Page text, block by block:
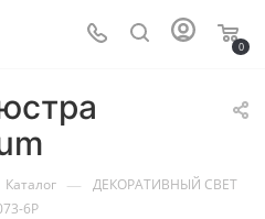
0
Каталог — ДЕКОРАТИВНЫЙ СВЕТ
6P